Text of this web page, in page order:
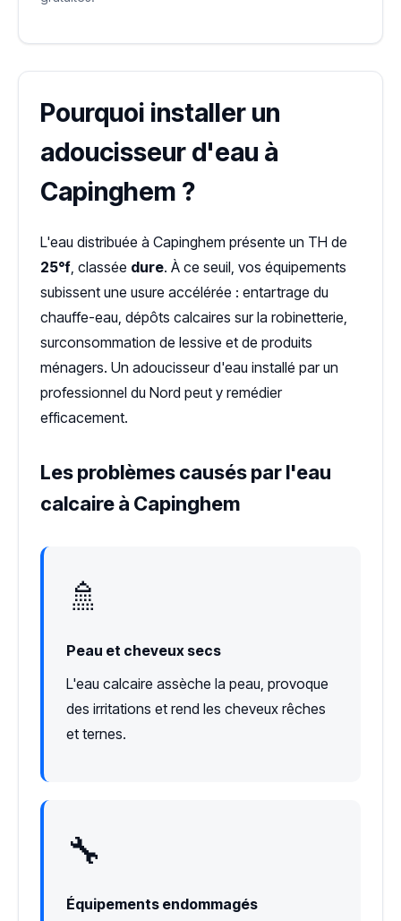
Pourquoi installer un
adoucisseur d'eau à
Capinghem ?
L'eau distribuée à Capinghem présente un TH de
25°f, classée dure. À ce seuil, vos équipements
subissent une usure accélérée : entartrage du
chauffe-eau, dépôts calcaires sur la robinetterie,
surconsommation de lessive et de produits
ménagers. Un adoucisseur d'eau installé par un
professionnel du Nord peut y remédier
efficacement.
Les problèmes causés par l'eau
calcaire à Capinghem
🚿
Peau et cheveux secs
L'eau calcaire assèche la peau, provoque
des irritations et rend les cheveux rêches
et ternes.
🔧
Équipements endommagés